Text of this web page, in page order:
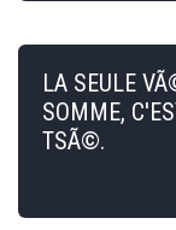
LA SEULE
SOMME,
TSÃ©.